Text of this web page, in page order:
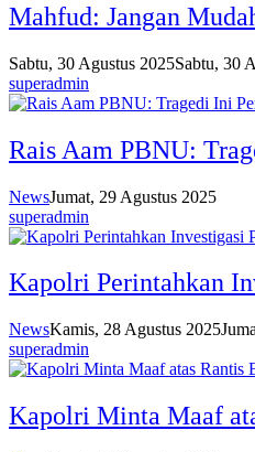
Mahfud: Jangan
Sabtu, 30 Agustus 2025Sabtu, 30
superadmin
Rais Aam PBNU:
NewsJumat, 29 Agustus 2025
superadmin
Kapolri Perintahkan
NewsKamis, 28 Agustus 2025
superadmin
Kapolri Minta Maaf